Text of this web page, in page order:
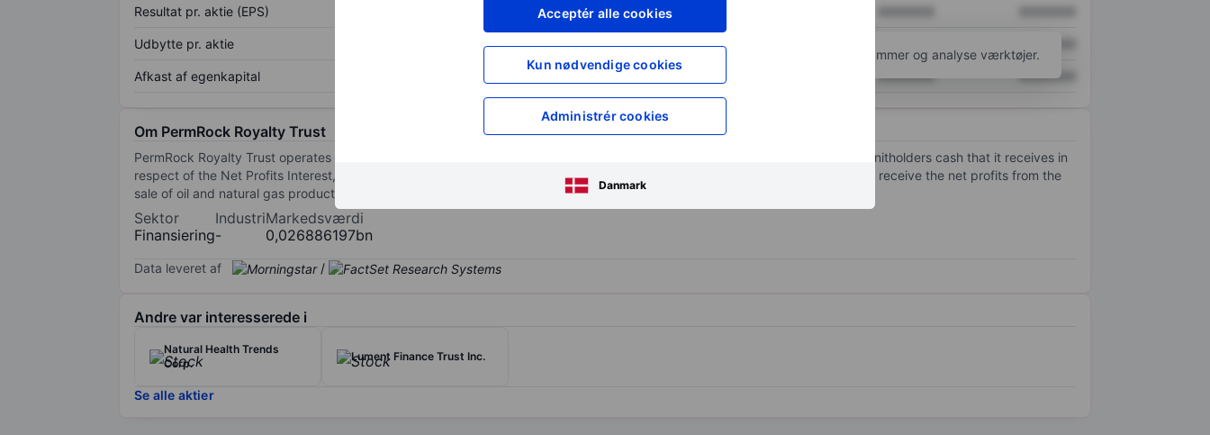
Acceptér alle cookies
Kun nødvendige cookies
Administrér cookies
Danmark
Resultat pr. aktie (EPS) XXXXXXX
Udbytte pr. aktie XXXXXXX
Afkast af egenkapital XXXXXXX XXXXXXX XXXXXXX
for at få adgang til flere diagrammer og analyse værktøjer.
Om PermRock Royalty Trust
PermRock Royalty Trust operates as a statutory trust. Its purpose is to own the Net Profits Interest, to distribute to the Trust unitholders cash that it receives in
respect of the Net Profits Interest, and to perform certain administrative functions. The Net Profits Interest entitles the trust to receive the net profits from the
sale of oil and natural gas production from the underlying properties of its trustor.
Sektor
Finansiering
Industri
-
Markedsværdi
0,026886197bn
Data leveret af /
Andre var interesserede i
Natural Health Trends
Corp.
Lument Finance Trust Inc.
Se alle aktier